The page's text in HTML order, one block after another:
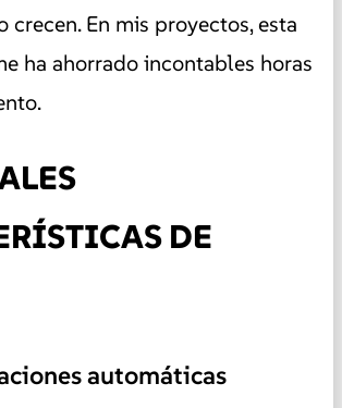
crecen. En mis proyectos, esta
ha ahorrado incontables horas
DE
automáticas